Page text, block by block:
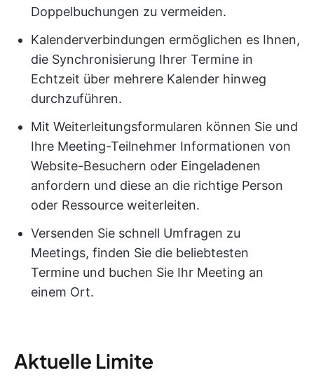
Doppelbuchungen zu vermeiden.
Kalenderverbindungen ermöglichen es Ihnen,
die Synchronisierung Ihrer Termine in
Echtzeit über mehrere Kalender hinweg
durchzuführen.
Mit Weiterleitungsformularen können Sie und
Ihre Meeting-Teilnehmer Informationen von
Website-Besuchern oder Eingeladenen
anfordern und diese an die richtige Person
oder Ressource weiterleiten.
Versenden Sie schnell Umfragen zu
Meetings, finden Sie die beliebtesten
Termine und buchen Sie Ihr Meeting an
einem Ort.
Aktuelle Limite